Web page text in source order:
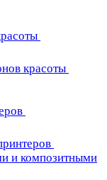
красоты
и композитными